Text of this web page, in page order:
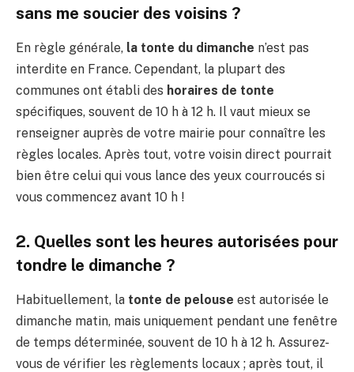
sans me soucier des voisins ?
En règle générale, la tonte du dimanche n’est pas
interdite en France. Cependant, la plupart des
communes ont établi des horaires de tonte
spécifiques, souvent de 10 h à 12 h. Il vaut mieux se
renseigner auprès de votre mairie pour connaître les
règles locales. Après tout, votre voisin direct pourrait
bien être celui qui vous lance des yeux courroucés si
vous commencez avant 10 h !
2. Quelles sont les heures autorisées pour
tondre le dimanche ?
Habituellement, la tonte de pelouse est autorisée le
dimanche matin, mais uniquement pendant une fenêtre
de temps déterminée, souvent de 10 h à 12 h. Assurez-
vous de vérifier les règlements locaux ; après tout, il